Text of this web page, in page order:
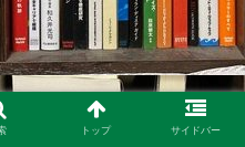
トップ サイドバー